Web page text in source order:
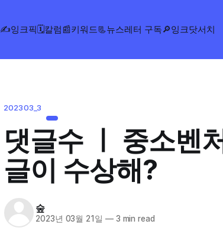
✍️잉크픽🗓️칼럼📰키워드📃뉴스레터 구독🔎잉크닷서치
202303_3
댓글수 ㅣ 중소벤
글이 수상해?
숲
2023년 03월 21일 —3 min read